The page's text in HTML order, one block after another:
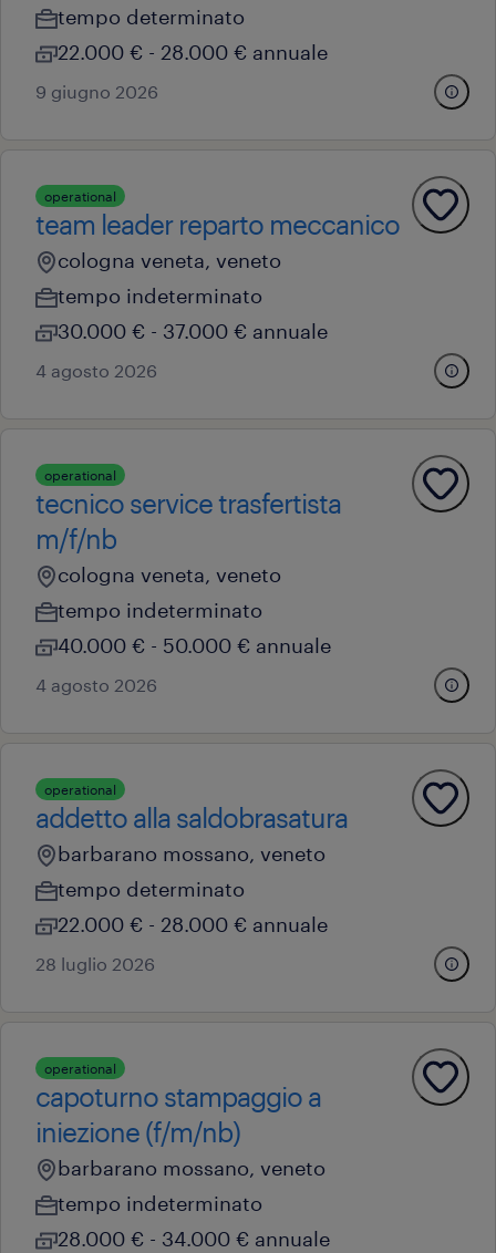
tempo determinato
22.000 € - 28.000 € annuale
9 giugno 2026
operational
team leader reparto meccanico
cologna veneta, veneto
tempo indeterminato
30.000 € - 37.000 € annuale
4 agosto 2026
operational
tecnico service trasfertista
m/f/nb
cologna veneta, veneto
tempo indeterminato
40.000 € - 50.000 € annuale
4 agosto 2026
operational
addetto alla saldobrasatura
barbarano mossano, veneto
tempo determinato
22.000 € - 28.000 € annuale
28 luglio 2026
operational
capoturno stampaggio a
iniezione (f/m/nb)
barbarano mossano, veneto
tempo indeterminato
28.000 € - 34.000 € annuale